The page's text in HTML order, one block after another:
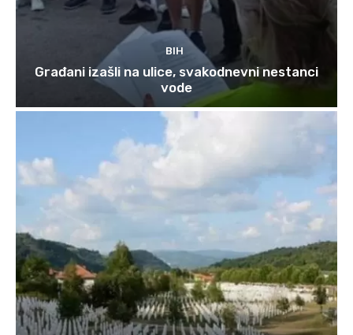
BIH
Građani izašli na ulice, svakodnevni nestanci
vode